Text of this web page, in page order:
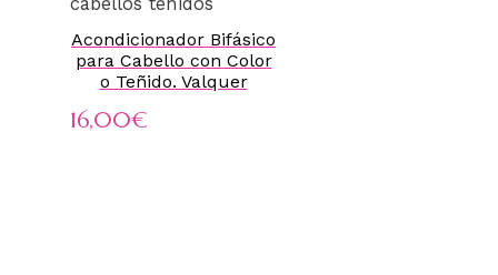
Acondicionador Bifásico
para Cabello con Color
o Teñido. Valquer
16,00€